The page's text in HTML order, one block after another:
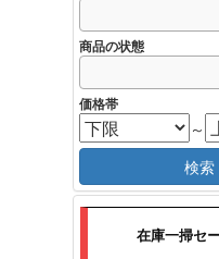
商品の状態
価格帯
～
検索
在庫一掃セ